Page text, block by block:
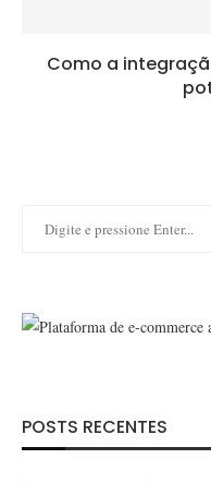
Como a
POSTS RECENTES